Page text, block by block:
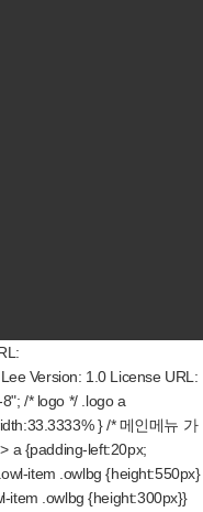
Version: 1.0 License URL:
/* logo */ .logo a
} /* 메인메뉴 가
a {padding-left:20px;
item .owlbg {height:550px}
item .owlbg {height:300px}}